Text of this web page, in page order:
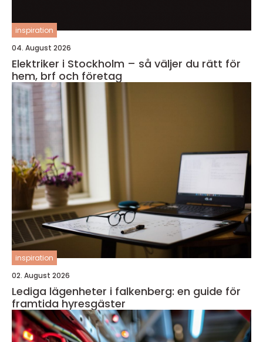
inspiration
04. August 2026
Elektriker i Stockholm – så väljer du rätt för
hem, brf och företag
inspiration
02. August 2026
Lediga lägenheter i falkenberg: en guide för
framtida hyresgäster